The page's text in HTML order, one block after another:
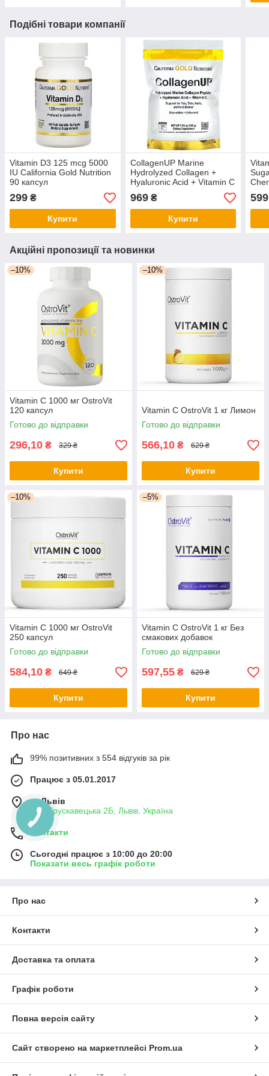
Подібні товари компанії
Vitamin D3 125 mcg 5000
IU California Gold Nutrition
90 капсул
299 ₴
Купити
CollagenUP Marine
Hydrolyzed Collagen +
Hyaluronic Acid + Vitamin C
California Gold Nutrition
206 г
969₴
Купити
599
Акційні пропозиції та новинки
–10%
Vitamin C 1000 мг OstroVit
120 капсул
Готово до відправки
296,10 ₴ 329 ₴
Купити
–10%
Vitamin C OstroVit 1 кг Лимон
Готово до відправки
566,10 ₴ 629 ₴
Купити
–10%
Vitamin C 1000 мг OstroVit
250 капсул
Готово до відправки
584,10 ₴ 649 ₴
Купити
–5%
Vitamin C OstroVit 1 кг Без
смакових добавок
Готово до відправки
597,55 ₴ 629 ₴
Купити
Про нас
99% позитивних з 554 відгуків за рік
Працює з 05.01.2017
м. Львів
вул. Трускавецька 2Б, Львів, Україна
Контакти
Сьогодні працює з 10:00 до 20:00
Показати весь графік роботи
Про нас
Контакти
Доставка та оплата
Графік роботи
Повна версія сайту
Сайт створено на маркетплейсі Prom.ua